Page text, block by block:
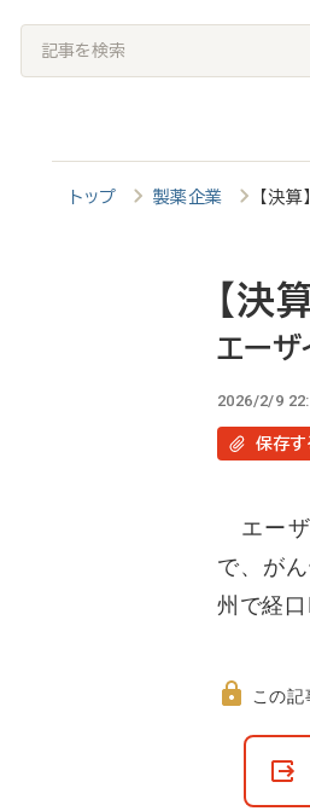
記
事
トップ 製薬企業 【決
【決
エーザ
2026/2/9
保存す
エーザ
で、が
州で経
この